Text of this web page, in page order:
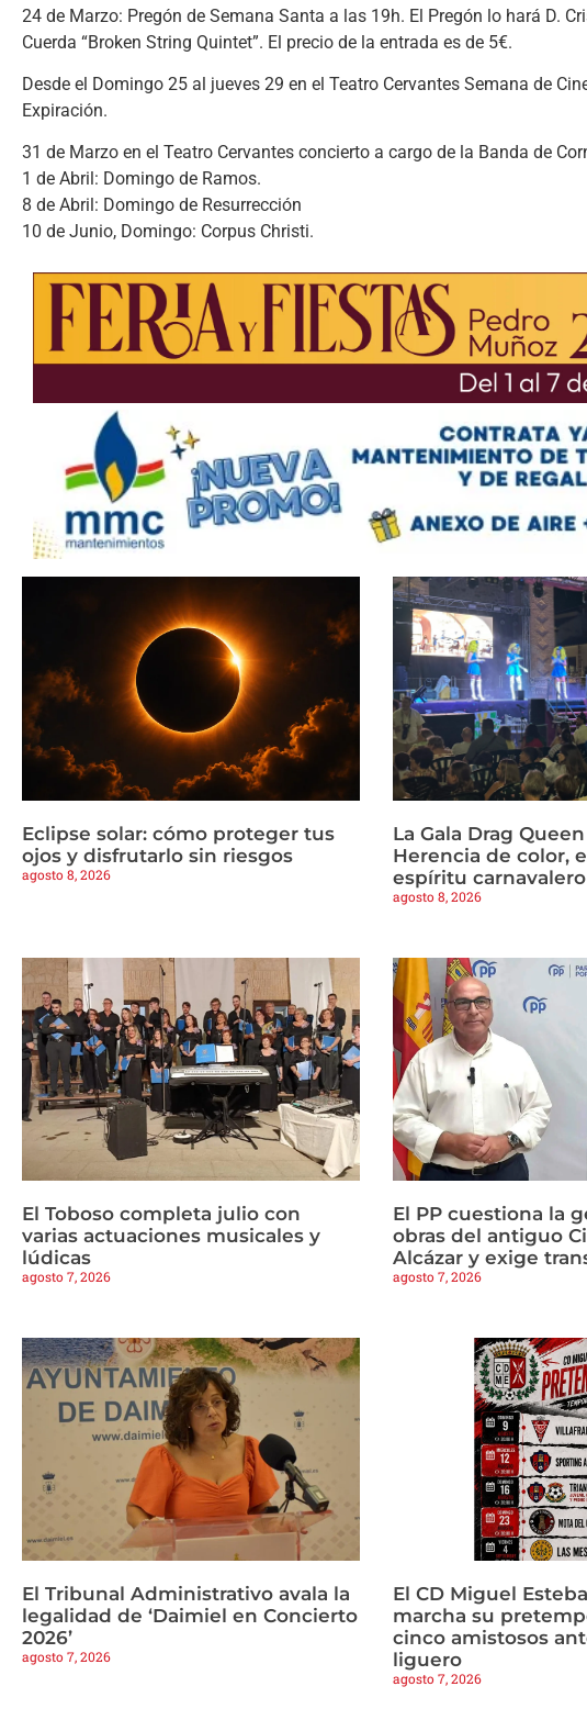
24 de Marzo: Pregón de Semana Santa a las 19h. El Pregón lo hará D.
Cuerda “Broken String Quintet”. El precio de la entrada es de 5€.
Desde el Domingo 25 al jueves 29 en el Teatro Cervantes Semana de
Expiración.
31 de Marzo en el Teatro Cervantes concierto a cargo de la Banda de
1 de Abril: Domingo de Ramos.
8 de Abril: Domingo de Resurrección
10 de Junio, Domingo: Corpus Christi.
Eclipse solar: cómo proteger tus
ojos y disfrutarlo sin riesgos
agosto 8, 2026
La Gala Drag
Herencia de color,
espíritu carnavalero
agosto 8, 2026
El Toboso completa julio con
varias actuaciones musicales y
lúdicas
agosto 7, 2026
El PP cuestiona la
obras del antiguo
Alcázar y exige
agosto 7, 2026
El Tribunal Administrativo avala la
legalidad de ‘Daimiel en Concierto
2026’
agosto 7, 2026
El CD Miguel
marcha su
cinco amistosos
liguero
agosto 7, 2026